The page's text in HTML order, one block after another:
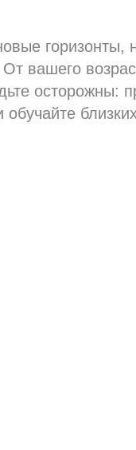
горизонты,
вашего
осторожны: